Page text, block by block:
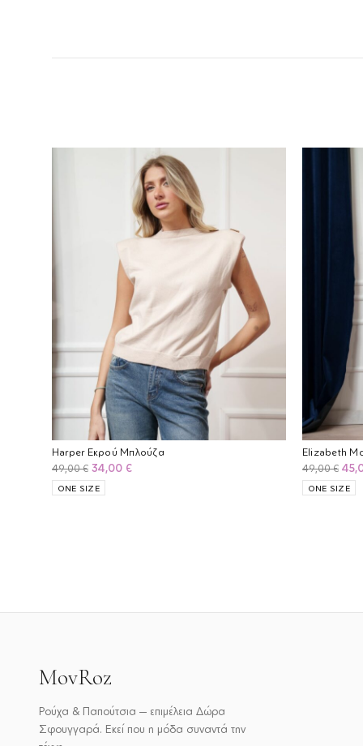
Harper Εκρού Μπλούζα
49,00€ Original
price
was:
34,00 €Η
ONE SIZE
Elizabeth
49,00€
price
was:
ONE SIZE
MovRoz
Ρούχα & Παπούτσια — επιμέλεια Δώρα
Σφουγγαρά. Εκεί που η μόδα συναντά την